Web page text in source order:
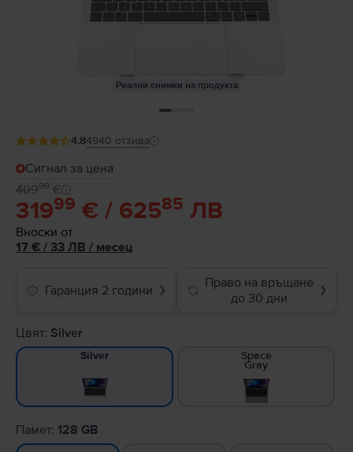
Реални снимки на продукта
4.84940 отзива
Сигнал за цена
31999 € / 62585 ЛВ
40999 €
Вноски от
17 € / 33 ЛВ / месец
Гаранция 2 години ❯
Право на връщане
до 30 дни
❯
Цвят: Silver
Silver Space
Gray
Памет: 128 GB